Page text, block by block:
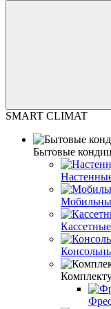
SMART CLIMAT
Бытовые
Кассетные